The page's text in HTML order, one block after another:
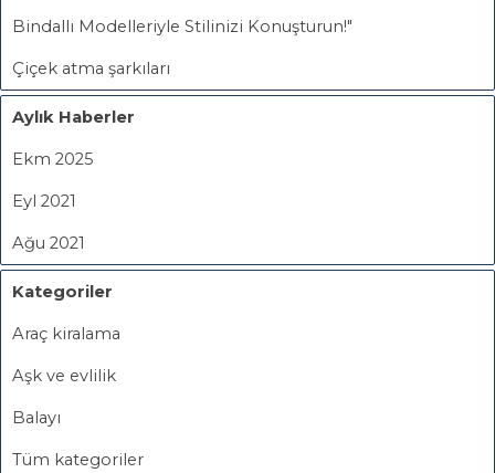
Bindallı Modelleriyle Stilinizi Konuşturun!"
Çiçek atma şarkıları
Aylık Haberler
Ekm 2025
Eyl 2021
Ağu 2021
Kategoriler
Araç kiralama
Aşk ve evlilik
Balayı
Tüm kategoriler